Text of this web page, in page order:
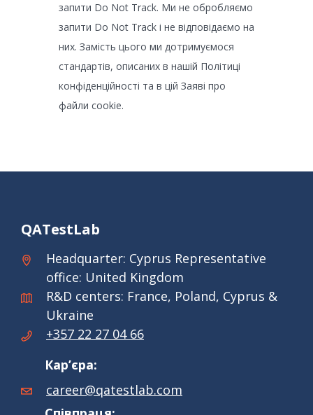
запити Do Not Track. Ми не обробляємо
запити Do Not Track і не відповідаємо на
них. Замість цього ми дотримуємося
стандартів, описаних в нашій Політиці
конфіденційності та в цій Заяві про
файли cookie.
QATestLab
Headquarter: Cyprus Representative
office: United Kingdom
R&D centers: France, Poland, Cyprus &
Ukraine
+357 22 27 04 66
Кар’єра:
career@qatestlab.com